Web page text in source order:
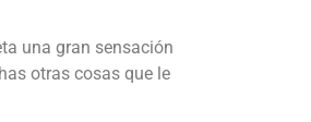
una gran sensación
otras cosas que le